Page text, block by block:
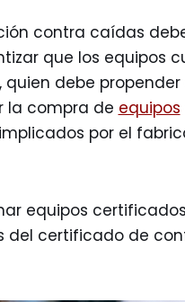
contra caídas
que los equipos
debe
la compra de equipos
por el
equipos
certificado de